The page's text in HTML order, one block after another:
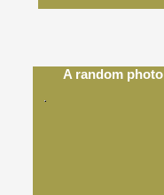
A random photo